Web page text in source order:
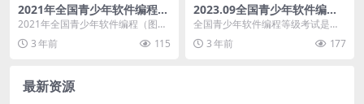
2021年全国青少年软件编程
（图形化）等级考试试卷（四
2021年全国青少年软件编程（图形
化）等级考试试卷（四级） 测试卷
（含答案）
3 年前 115
2023.09全国青少年软件编程
(图形化)scratch等级考试试卷
全国青少年软件编程等级考试是由
中国电子学会发起的面向青少年软
件编程能力水平的社会...
3 年前 177
最新资源